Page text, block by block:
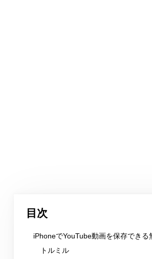
目次
iPhoneでYouTube動画を保存できる
トルミル